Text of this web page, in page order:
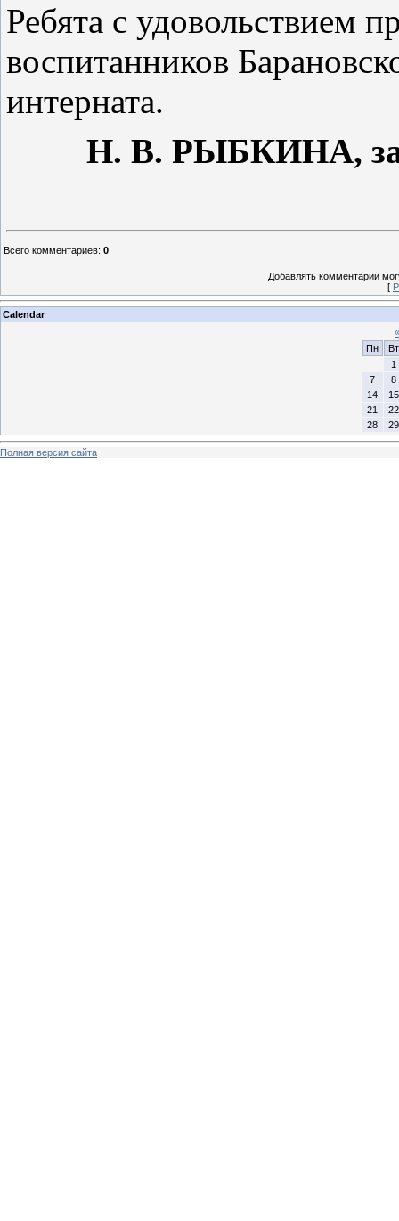
Ребята с удовольствием
воспитанников
интерната.
Н. В. РЫБКИНА,
Всего комментариев: 0
Добавлять комментарии
[
Calendar
«
Пн
Вт
1
7
8
14
15
21
22
28
29
Полная версия сайта